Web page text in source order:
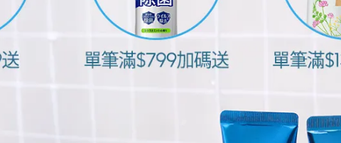
獅王極薄多功音波電動牙刷
專用亮白刷頭(2入刷頭)
NT$120
日本獅王細潔適齦佳牙膏-修護plus
NT$225
NT$250